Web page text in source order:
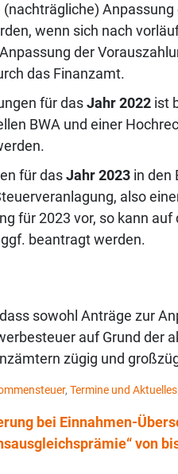
(nachträgliche)
wenn sich nach
der
das Finanzamt.
für dasJahr 2022 ist
BWA und einer
für dasJahr 2023 in den
also
für 2023 vor, so kann
beantragt werden.
sowohl Anträge zur
auf Grund der
zügig und
, Termine und Aktuelles
bei Einnahmen-
von